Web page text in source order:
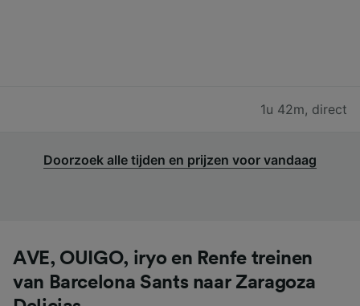
1u 42m, direct
Doorzoek alle tijden en prijzen voor vandaag
AVE, OUIGO, iryo en Renfe treinen
van Barcelona Sants naar Zaragoza